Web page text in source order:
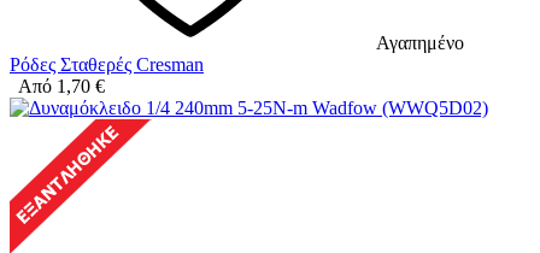
Αγαπημένο
Ρόδες Σταθερές Cresman
Από 1,70 €